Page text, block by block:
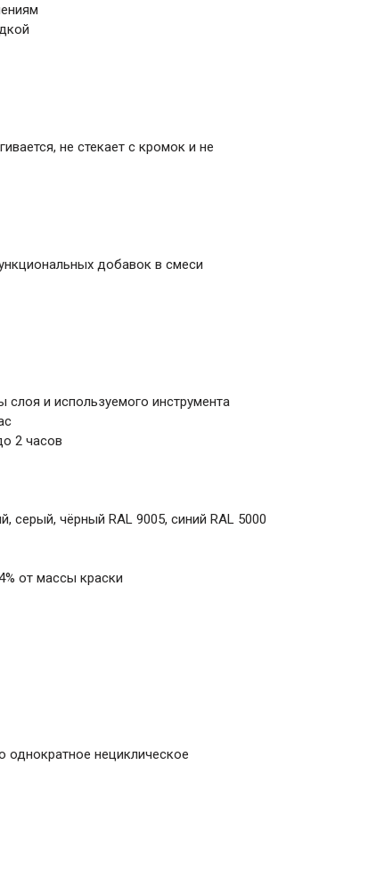
не стекает с кромок и не
добавок в смеси
слоя и используемого инструмента
2 часов
серый, чёрный RAL 9005, синий RAL 5000
от массы краски
однократное нециклическое